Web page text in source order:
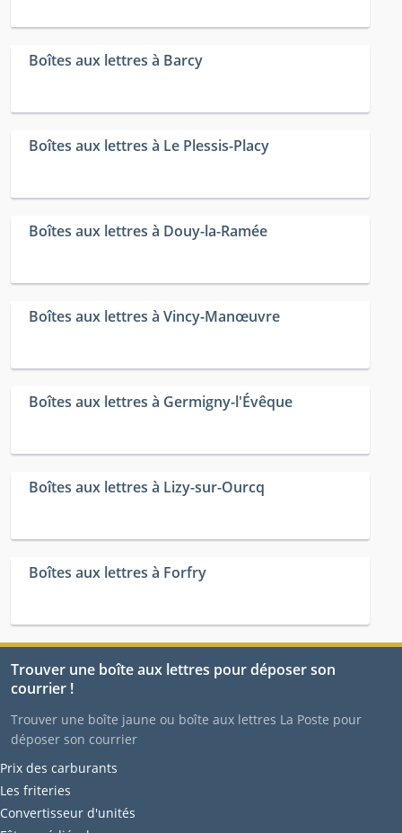
Boîtes aux lettres à Barcy
Boîtes aux lettres à Le Plessis-Placy
Boîtes aux lettres à Douy-la-Ramée
Boîtes aux lettres à Vincy-Manœuvre
Boîtes aux lettres à Germigny-l'Évêque
Boîtes aux lettres à Lizy-sur-Ourcq
Boîtes aux lettres à Forfry
Trouver une boîte aux lettres pour déposer son
courrier !
Trouver une boîte jaune ou boîte aux lettres La Poste pour
déposer son courrier
Prix des carburants
Les friteries
Convertisseur d'unités